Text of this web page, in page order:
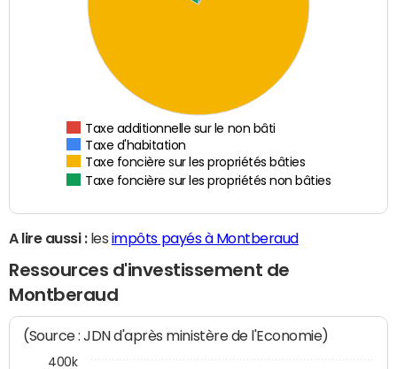
Taxe additionnelle sur le non bâti
Taxe d'habitation
Taxe foncière sur les propriétés bâties
Taxe foncière sur les propriétés non bâties
A lire aussi :les impôts payés à Montberaud
Ressources d'investissement de
Montberaud
(Source : JDN d'après ministère de l'Economie)
400k